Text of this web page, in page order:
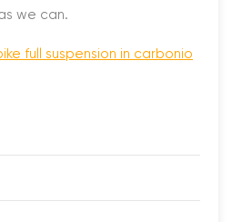
we can.
full suspension in carbonio